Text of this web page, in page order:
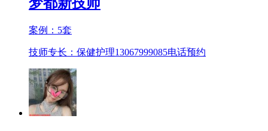
案例： 5套
技师专长：保健护理13067999085电话预约